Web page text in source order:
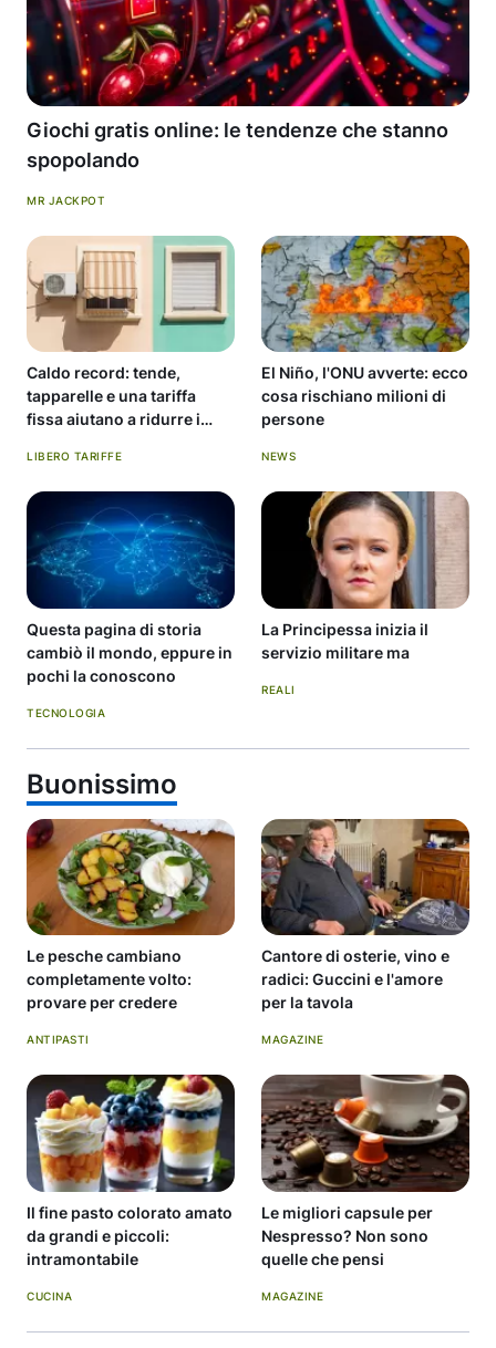
Giochi gratis online: le tendenze che stanno
spopolando
MR JACKPOT
Caldo record: tende,
tapparelle e una tariffa
fissa aiutano a ridurre i
LIBERO TARIFFE
El Niño, l'ONU avverte: ecco
cosa rischiano milioni di
persone
NEWS
Questa pagina di storia
cambiò il mondo, eppure in
pochi la conoscono
TECNOLOGIA
La Principessa inizia il
servizio militare ma
REALI
Buonissimo
Le pesche cambiano
completamente volto:
provare per credere
ANTIPASTI
Cantore di osterie, vino e
radici: Guccini e l'amore
per la tavola
MAGAZINE
Il fine pasto colorato amato
da grandi e piccoli:
intramontabile
CUCINA
Le migliori capsule per
Nespresso? Non sono
quelle che pensi
MAGAZINE